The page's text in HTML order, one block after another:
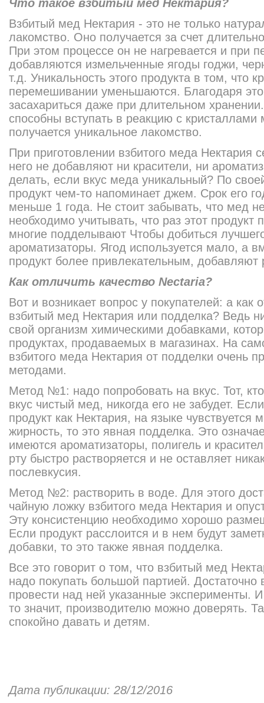
Что такое взбитый мед Нектария?
Взбитый мед Нектария - это не только
лакомство. Оно получается за счет
При этом процессе он не нагревается и при
добавляются измельченные ягоды годжи,
т.д. Уникальность этого продукта в том, что
перемешивании уменьшаются. Благодаря
засахариться даже при длительном
способны вступать в реакцию с кристаллами
получается уникальное лакомство.
При приготовлении взбитого меда Нектария
него не добавляют ни красители, ни
делать, если вкус меда уникальный? По
продукт чем-то напоминает джем. Срок его
меньше 1 года. Не стоит забывать, что мед
необходимо учитывать, что раз этот продукт
многие подделывают Чтобы добиться
ароматизаторы. Ягод используется мало, а
продукт более привлекательным, добавляют
Как отличить качество Nectaria?
Вот и возникает вопрос у покупателей: а как
взбитый мед Нектария или подделка? Ведь
свой организм химическими добавками,
продуктах, продаваемых в магазинах. На
взбитого меда Нектария от подделки очень
методами.
Метод №1: надо попробовать на вкус. Тот,
вкус чистый мед, никогда его не забудет.
продукт как Нектария, на языке чувствуется
жирность, то это явная подделка. Это
имеются ароматизаторы, полигель и
рту быстро растворяется и не оставляет
послевкусия.
Метод №2: растворить в воде. Для этого
чайную ложку взбитого меда Нектария и
Эту консистенцию необходимо хорошо
Если продукт расслоится и в нем будут
добавки, то это также явная подделка.
Все это говорит о том, что взбитый мед
надо покупать большой партией. Достаточно
провести над ней указанные эксперименты.
то значит, производителю можно доверять.
спокойно давать и детям.
Дата публикации: 28/12/2016